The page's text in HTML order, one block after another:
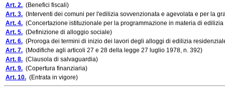
Art. 2. (Benefici fiscali)
Art. 3. (Interventi dei comuni per l'edilizia sovvenzionata e agevolata e per la
Art. 4. (Concertazione istituzionale per la programmazione in materia di
Art. 5. (Definizione di alloggio sociale)
Art. 6. (Proroga dei termini di inizio dei lavori degli alloggi di edilizia
Art. 7. (Modifiche agli articoli 27 e 28 della legge 27 luglio 1978, n. 392)
Art. 8. (Clausola di salvaguardia)
Art. 9. (Copertura finanziaria)
Art. 10. (Entrata in vigore)